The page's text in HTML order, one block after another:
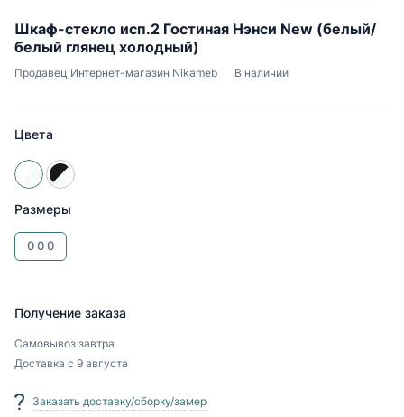
Шкаф-стекло исп.2 Гостиная Нэнси New (белый/
белый глянец холодный)
Продавец Интернет-магазин Nikameb В наличии
Цвета
Размеры
000
Получение заказа
Самовывоз завтра
Доставка с 9 августа
Заказать доставку/сборку/замер